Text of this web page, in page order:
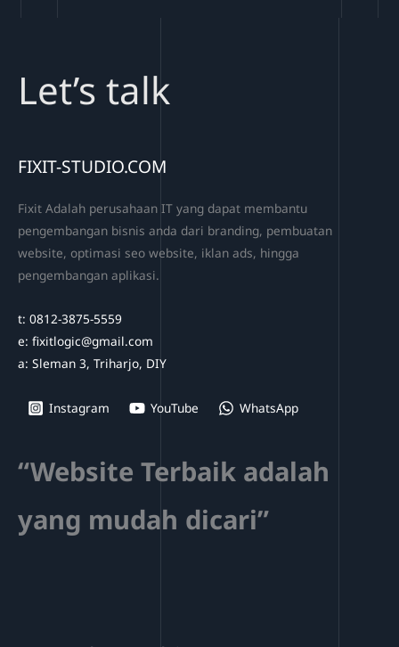
Let’s talk
FIXIT-STUDIO.COM
Fixit Adalah perusahaan IT yang dapat membantu
pengembangan bisnis anda dari branding, pembuatan
website, optimasi seo website, iklan ads, hingga
pengembangan aplikasi.
t: 0812-3875-5559
e: fixitlogic@gmail.com
a: Sleman 3, Triharjo, DIY
Instagram YouTube WhatsApp
“Website Terbaik adalah
yang mudah dicari”